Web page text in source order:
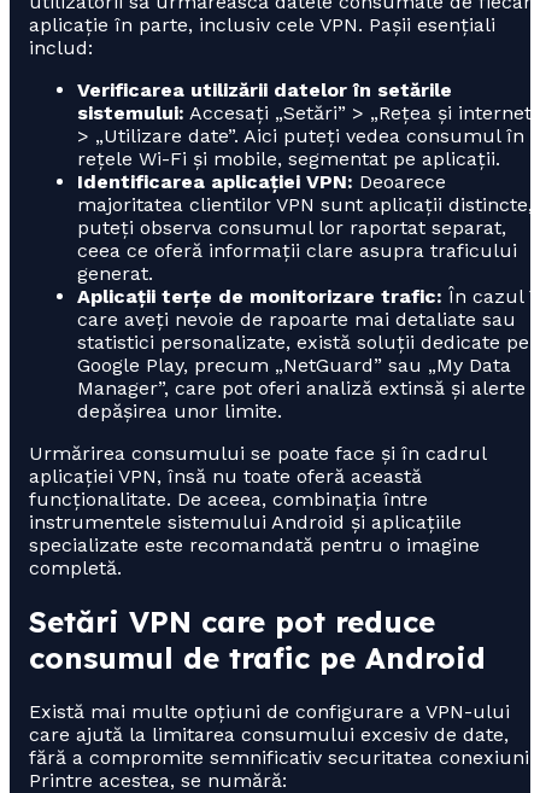
aplicație în parte, inclusiv cele VPN. Pașii esențiali
includ:
Verificarea utilizării datelor în setările
sistemului: Accesați „Setări” > „Rețea și internet”
> „Utilizare date”. Aici puteți vedea consumul în
rețele Wi-Fi și mobile, segmentat pe aplicații.
Identificarea aplicației VPN: Deoarece
majoritatea clientilor VPN sunt aplicații distincte,
puteți observa consumul lor raportat separat,
ceea ce oferă informații clare asupra traficului
generat.
Aplicații terțe de monitorizare trafic: În cazul
care aveți nevoie de rapoarte mai detaliate sau
statistici personalizate, există soluții dedicate pe
Google Play, precum „NetGuard” sau „My Data
Manager”, care pot oferi analiză extinsă și alerte
depășirea unor limite.
Urmărirea consumului se poate face și în cadrul
aplicației VPN, însă nu toate oferă această
funcționalitate. De aceea, combinația între
instrumentele sistemului Android și aplicațiile
specializate este recomandată pentru o imagine
completă.
Setări VPN care pot reduce
consumul de trafic pe Android
Există mai multe opțiuni de configurare a VPN-ului
care ajută la limitarea consumului excesiv de date,
fără a compromite semnificativ securitatea conexiunii.
Printre acestea, se numără: